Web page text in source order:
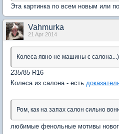
Эта картинка по всем новым или
Vahmurka
21 Apr 2014
Колеса явно не машины с
235/85 R16
Колеса из салона - есть
Ром, как на запах салон сильно
любимые фенольные мотивы